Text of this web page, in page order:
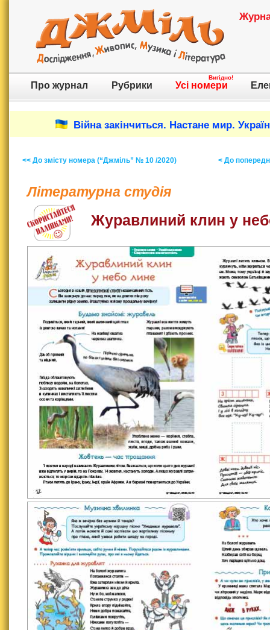
Про журнал Рубрики Усі номери
Вигідно!
Війна закінчиться. Настане мир.
<< До змісту номера (“Джміль” № 10 /2020) < До
Літературна студія
Журавлиний клин у